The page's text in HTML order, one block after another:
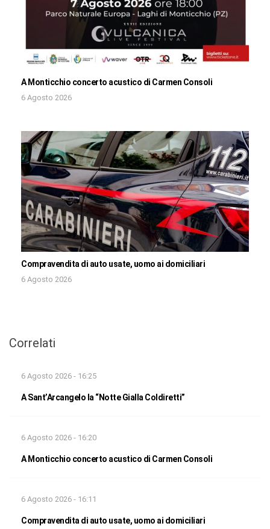
A Monticchio concerto acustico di Carmen Consoli
6 Agosto 2026
Compravendita di auto usate, uomo ai domiciliari
6 Agosto 2026
Correlati
6 Agosto 2026 - 16:25
A Sant’Arcangelo la “Notte Gialla Coldiretti”
6 Agosto 2026 - 16:20
A Monticchio concerto acustico di Carmen Consoli
6 Agosto 2026 - 16:11
Compravendita di auto usate, uomo ai domiciliari